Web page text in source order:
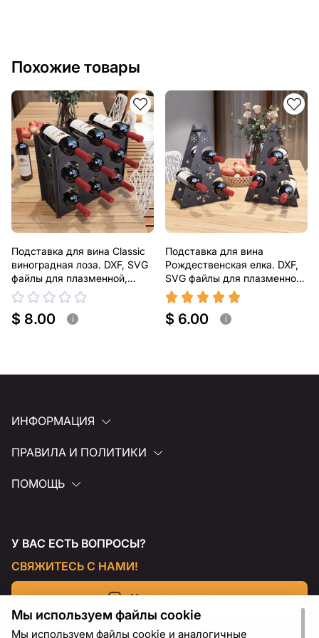
Похожие товары
Подставка для вина Classic
виноградная лоза. DXF, SVG
файлы для плазменной,
лазерной резки
$ 8.00 i
Подставка для вина
Рождественская елка. DXF,
SVG файлы для плазменной,
лазерной резки
$ 6.00 i
ИНФОРМАЦИЯ
ПРАВИЛА И ПОЛИТИКИ
ПОМОЩЬ
У ВАС ЕСТЬ ВОПРОСЫ?
СВЯЖИТЕСЬ С НАМИ!
Напишите нам
Мы используем файлы cookie
Мы используем файлы cookie и аналогичные